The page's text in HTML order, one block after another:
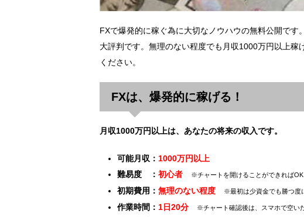
FXで爆発的に稼ぐ為に大切なノウハウの無料公開で
大評判です。無理のない程度でも月収1000万円以上
ください。
FXは、爆発的に稼げる！
月収1000万円以上は、あなたの将来の収入です。
可能月収： 1000万円以上
難易度 ： 初心者 ※チャートを開けることができればOK
初期費用： 無理のない程度 ※最初は少資金でも勝つ度
作業時間： 1日20分 ※チャート確認後は、スマホで空い